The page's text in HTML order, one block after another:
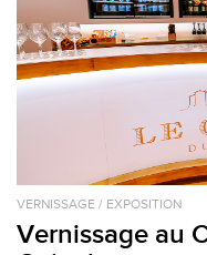
VERNISSAGE / EXPOSITION
Vernissage au